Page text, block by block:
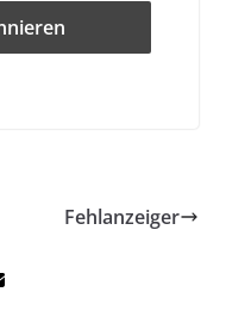
Fehlanzeiger